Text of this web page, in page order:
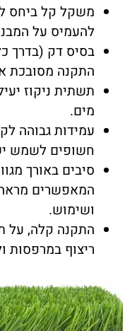
משקל קל ביחס
להעמיס על
התקנה מסובכת
תשתית ניקוז
מים.
חשופים לשמש
המאפשרים
ושימוש.
התקנה קלה, על
ריצוף במרפסות